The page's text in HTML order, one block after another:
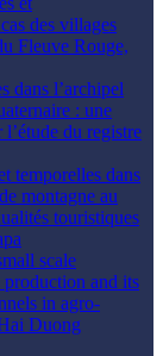
des villages
Fleuve Rouge,
dans l’archipel
: une
du registre
temporelles dans
montagne au
touristiques
scale
and its
in agro-
Duong